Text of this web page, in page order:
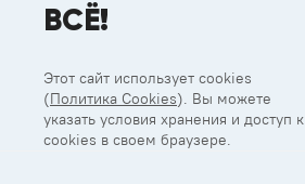
ВСЁ!
Этот сайт использует cookies
(Политика Cookies). Вы можете
указать условия хранения и доступ к
cookies в своем браузере.